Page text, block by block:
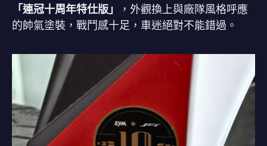
「連冠十周年特仕版」
，外觀換上與廠隊風格呼應
的帥氣塗裝，戰鬥感十足，車迷絕對不能錯過。